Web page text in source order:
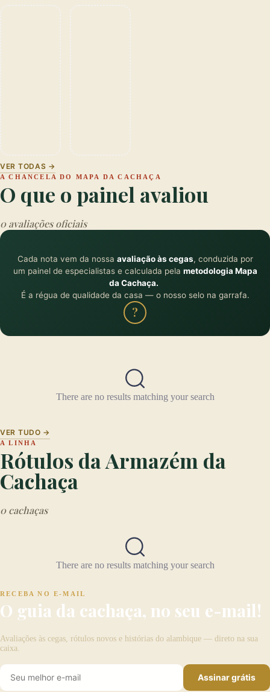
VER TODAS →
A CHANCELA DO MAPA DA CACHAÇA
O que o painel avaliou
0 avaliações oficiais
Cada nota vem da nossa avaliação às cegas, conduzida por
um painel de especialistas e calculada pela metodologia Mapa
da Cachaça.
É a régua de qualidade da casa — o nosso selo na garrafa.
?
There are no results matching your search
VER TUDO →
A LINHA
Rótulos da Armazém da
Cachaça
0 cachaças
There are no results matching your search
RECEBA NO E-MAIL
O guia da cachaça, no seu e-mail!
Avaliações às cegas, rótulos novos e histórias do alambique — direto na sua
caixa.
Assinar grátis